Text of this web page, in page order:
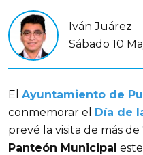
Iván Juárez
Sábado 10
El Ayuntamiento de
conmemorar el Día de
prevé la visita de más de
Panteón Municipal este